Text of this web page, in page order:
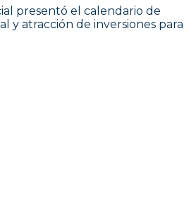
presentó el calendario de
y atracción de inversiones para